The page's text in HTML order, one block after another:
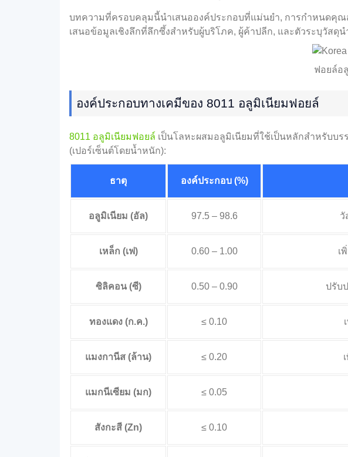
บทความที่ครอบคลุมนี้นำเสนอองค์ประกอบที่แม่นยำ, การกำหนดคุณ
เสนอข้อมูลเชิงลึกที่ลึกซึ้งสำหรับผู้บริโภค, ผู้ค้าปลีก, และตัวระบุวัสดุ
ฟอยล์อ
องค์ประกอบทางเคมีของ 8011 อลูมิเนียมฟอยล์
8011 อลูมิเนียมฟอยล์ เป็นโลหะผสมอลูมิเนียมที่ใช้เป็นหลักสำหรับบ
(เปอร์เซ็นต์โดยน้ำหนัก):
ธาตุ องค์ประกอบ (%)
อลูมิเนียม (อัล) 97.5 – 98.6 วั
เหล็ก (เฟ) 0.60 – 1.00 เ
ซิลิคอน (ซี) 0.50 – 0.90 ปรับ
ทองแดง (ก.ค.) ≤ 0.10
แมงกานีส (ล้าน) ≤ 0.20
แมกนีเซียม (มก) ≤ 0.05
สังกะสี (Zn) ≤ 0.10